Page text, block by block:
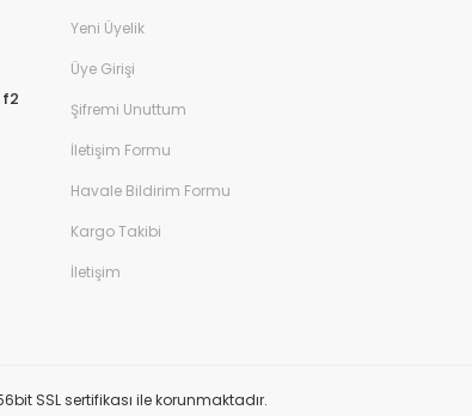
Yeni Üyelik
Üye Girişi
Şifremi Unuttum
İletişim Formu
Havale Bildirim Formu
Kargo Takibi
İletişim
SSL sertifikası ile korunmaktadır.